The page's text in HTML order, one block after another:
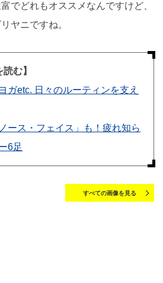
でどれもオススメなんですけど、
ヤニですね。
む】
ガetc. 日々のルーティンを支え
ース・フェイス」も！疲れ知ら
6足
すべての画像を見る